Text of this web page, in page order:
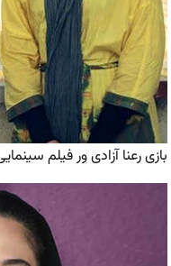
بازی رعنا آزادی ور فیلم